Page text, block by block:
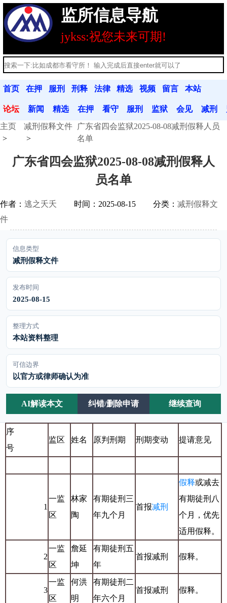
监所信息导航
jykss:祝您未来可期!
首页 在押
人员
服刑
人员
刑释
人员
法律
法规
精选
文章
视频
分享
留言
本
本站
公告
论坛 新闻
动态
精选
文章
在押
人员
看守
联系
服刑
人员
监狱
联系
会见
信息
减刑
假释
主页 减刑假释文件
广东省四会监狱2025-08-08减刑假释人员
名单
广东省四会监狱2025-08-08减刑假释人
员名单
作者： 逃之夭夭 时间：2025-08-15 分类： 减刑假释文
件
信息类型
减刑假释文件
发布时间
2025-08-15
整理方式
本站资料整理
可信边界
以官方或律师确认为准
AI解读本文 纠错/删除申请 继续查询
序
号
监区 姓名 原判刑期 刑期变动 提请意见
1
一监
区
林家
陶
有期徒刑三
年九个月
首报减刑
假释或减去
有期徒刑八
个月，优先
适用假释。
2
一监
区
詹延
坤
有期徒刑五
年
首报减刑 假释。
3
一监
区
何洪
明
有期徒刑二
年六个月
首报减刑 假释。